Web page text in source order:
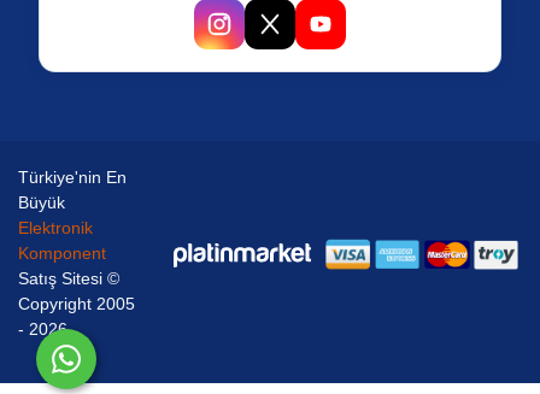
Türkiye'nin En
Büyük
Elektronik
Komponent
Satış Sitesi ©
Copyright 2005
- 2026